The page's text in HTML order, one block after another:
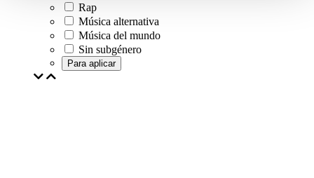
Rap
Música alternativa
Música del mundo
Sin subgénero
Para aplicar